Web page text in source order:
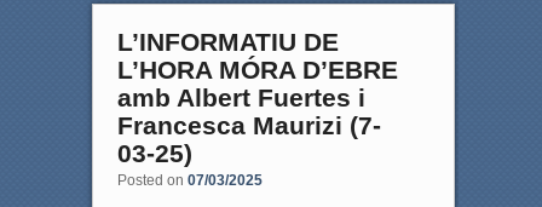
L’INFORMATIU DE
L’HORA MÓRA D’EBRE
amb Albert Fuertes i
Francesca Maurizi (7-
03-25)
Posted on 07/03/2025